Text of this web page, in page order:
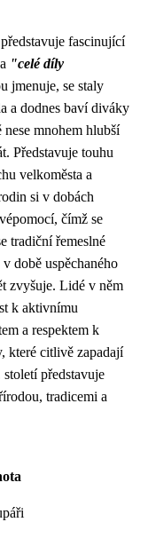
fascinující
a "celé díly
jmenuje, se staly
a dodnes baví diváky
mnohem hlubší
Představuje touhu
velkoměsta a
si v dobách
čímž se
tradiční řemeslné
době uspěchaného
zvyšuje. Lidé v něm
k aktivnímu
a respektem k
které citlivě zapadají
představuje
tradicemi a